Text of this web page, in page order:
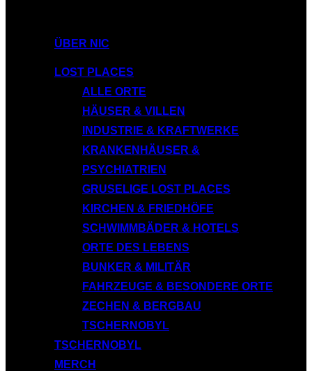
ÜBER NIC
LOST PLACES
ALLE ORTE
HÄUSER & VILLEN
INDUSTRIE & KRAFTWERKE
KRANKENHÄUSER &
PSYCHIATRIEN
GRUSELIGE LOST PLACES
KIRCHEN & FRIEDHÖFE
SCHWIMMBÄDER & HOTELS
ORTE DES LEBENS
BUNKER & MILITÄR
FAHRZEUGE & BESONDERE ORTE
ZECHEN & BERGBAU
TSCHERNOBYL
TSCHERNOBYL
MERCH